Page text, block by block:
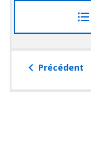
Précédent